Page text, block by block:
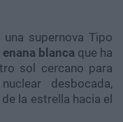
supernova Tipo
blanca que ha
sol cercano para
desbocada,
la estrella hacia el